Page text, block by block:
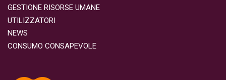
GESTIONE RISORSE UMANE
UTILIZZATORI
NEWS
CONSUMO CONSAPEVOLE